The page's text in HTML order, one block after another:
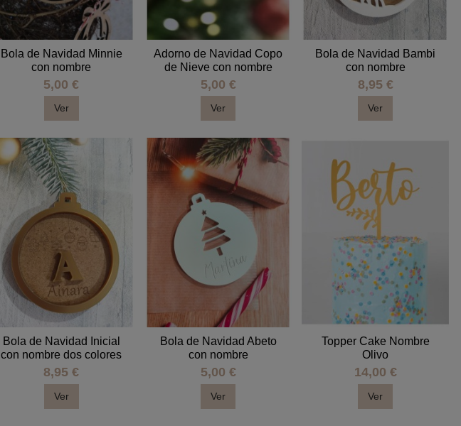
Bola de Navidad Minnie
con nombre
5,00 €
Ver
Adorno de Navidad Copo
de Nieve con nombre
5,00 €
Ver
Bola de Navidad Bambi
con nombre
8,95 €
Ver
Bola de Navidad Inicial
con nombre dos colores
8,95 €
Ver
Bola de Navidad Abeto
con nombre
5,00 €
Ver
Topper Cake Nombre
Olivo
14,00 €
Ver